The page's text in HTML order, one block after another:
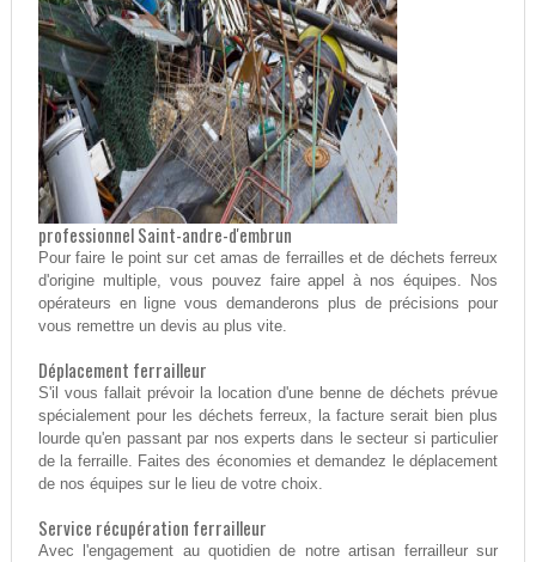
professionnel Saint-andre-d'embrun
Pour faire le point sur cet amas de ferrailles et de déchets ferreux
d'origine multiple, vous pouvez faire appel à nos équipes. Nos
opérateurs en ligne vous demanderons plus de précisions pour
vous remettre un devis au plus vite.
Déplacement ferrailleur
S'il vous fallait prévoir la location d'une benne de déchets prévue
spécialement pour les déchets ferreux, la facture serait bien plus
lourde qu'en passant par nos experts dans le secteur si particulier
de la ferraille. Faites des économies et demandez le déplacement
de nos équipes sur le lieu de votre choix.
Service récupération ferrailleur
Avec l'engagement au quotidien de notre artisan ferrailleur sur